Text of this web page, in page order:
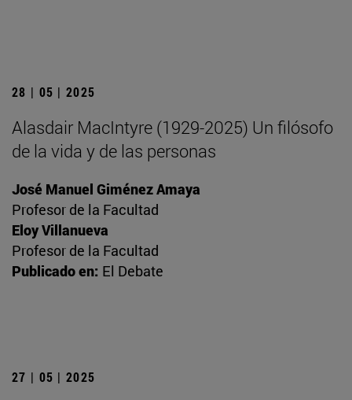
28 | 05 | 2025
Alasdair MacIntyre (1929-2025) Un filósofo
de la vida y de las personas
José Manuel Giménez Amaya
Profesor de la Facultad
Eloy Villanueva
Profesor de la Facultad
Publicado en: El Debate
27 | 05 | 2025